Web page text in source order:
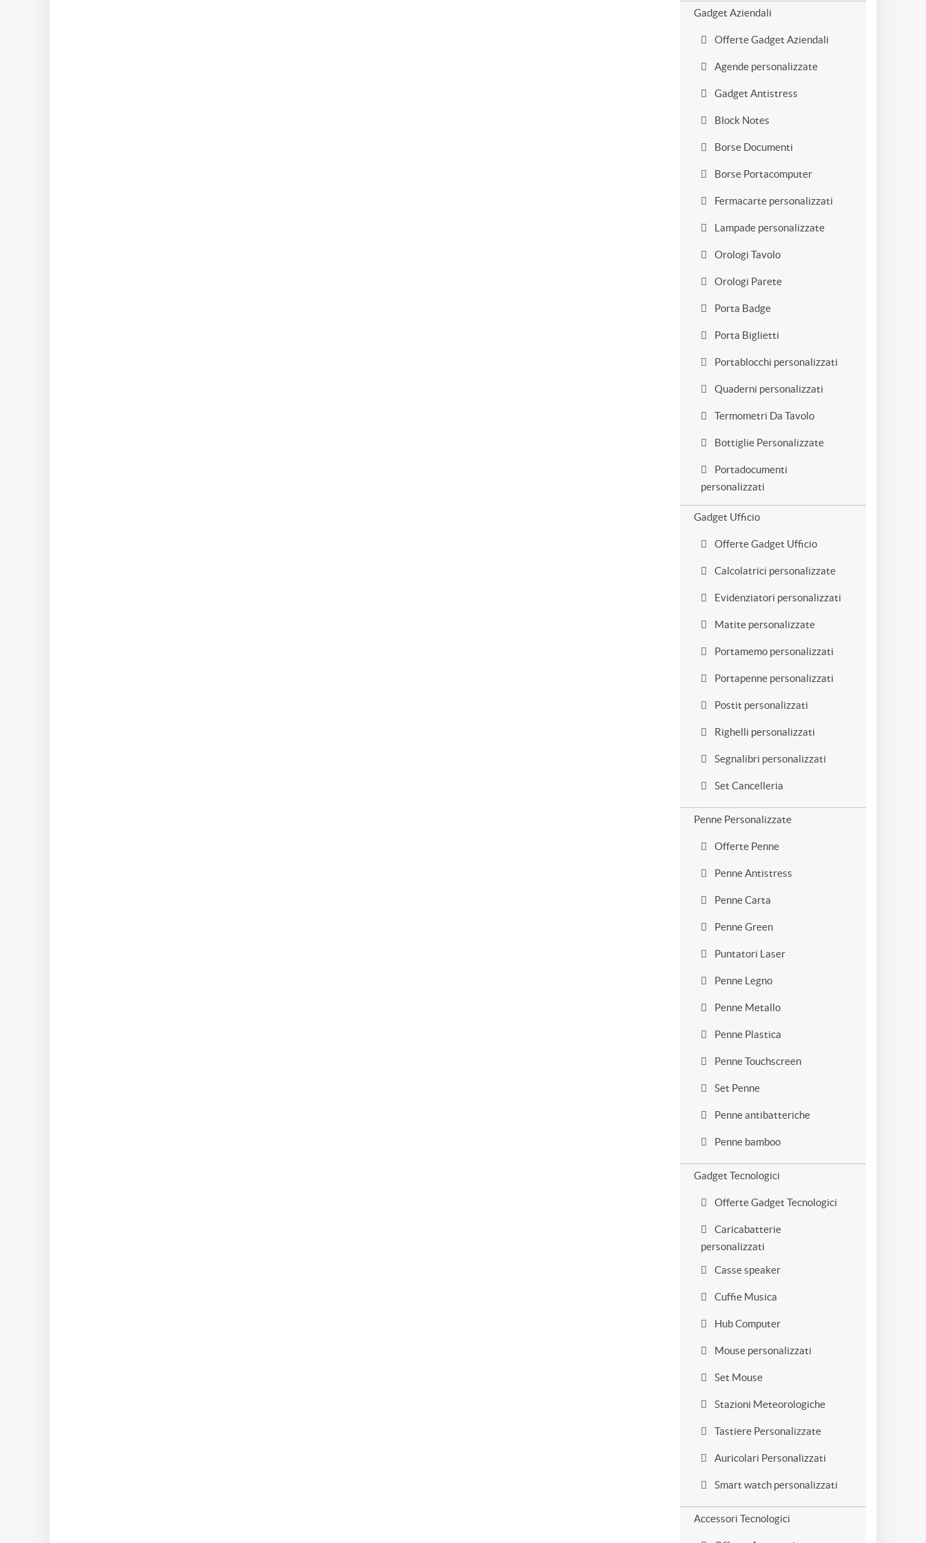
Gadget Aziendali
Offerte Gadget Aziendali
Agende personalizzate
Gadget Antistress
Block Notes
Borse Documenti
Borse Portacomputer
Fermacarte personalizzati
Lampade personalizzate
Orologi Tavolo
Orologi Parete
Porta Badge
Porta Biglietti
Portablocchi personalizzati
Quaderni personalizzati
Termometri Da Tavolo
Bottiglie Personalizzate
Portadocumenti
personalizzati
Gadget Ufficio
Offerte Gadget Ufficio
Calcolatrici personalizzate
Evidenziatori personalizzati
Matite personalizzate
Portamemo personalizzati
Portapenne personalizzati
Postit personalizzati
Righelli personalizzati
Segnalibri personalizzati
Set Cancelleria
Penne Personalizzate
Offerte Penne
Penne Antistress
Penne Carta
Penne Green
Puntatori Laser
Penne Legno
Penne Metallo
Penne Plastica
Penne Touchscreen
Set Penne
Penne antibatteriche
Penne bamboo
Gadget Tecnologici
Offerte Gadget Tecnologici
Caricabatterie
personalizzati
Casse speaker
Cuffie Musica
Hub Computer
Mouse personalizzati
Set Mouse
Stazioni Meteorologiche
Tastiere Personalizzate
Auricolari Personalizzati
Smart watch personalizzati
Accessori Tecnologici